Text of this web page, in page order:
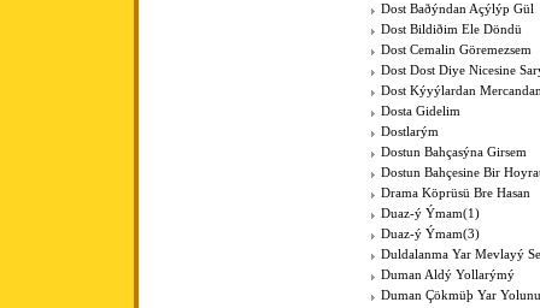
Dost Baðýndan Açýlýp Gül
Dost Bildiðim Ele Döndü
Dost Cemalin Göremezsem
Dost Dost Diye Nicesine
Dost Kýyýlardan
Dosta Gidelim
Dostlarým
Dostun Bahçasýna Girsem
Dostun Bahçesine Bir
Drama Köprüsü Bre Hasan
Duaz-ý Ýmam(1)
Duaz-ý Ýmam(3)
Duldalanma Yar Mevlayý
Duman Aldý Yollarýmý
Duman Çökmüþ Yar